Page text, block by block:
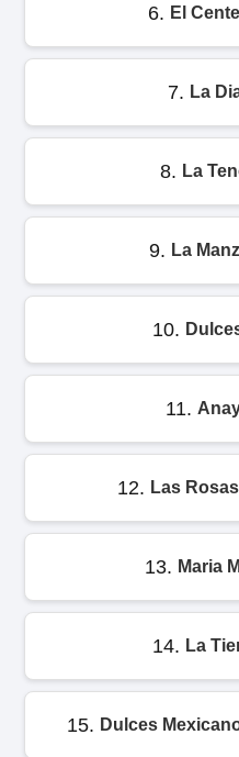
6. El
7. La
8. La
9. La
10.
11.
12. Las
13. Maria
14. La
15. Dulces